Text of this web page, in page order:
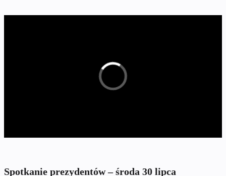
Spotkanie prezydentów – środa 30 lipca